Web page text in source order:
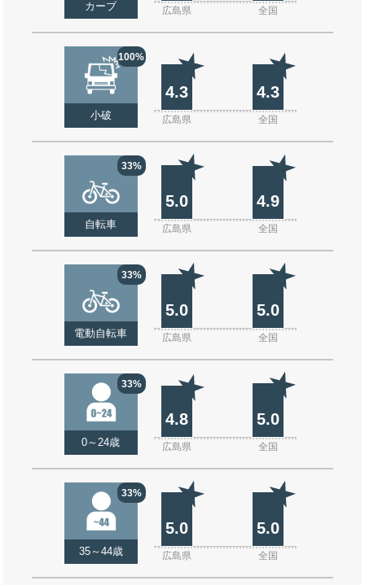
カーブ 広島県 全国
100%
小破
4.3 4.3
広島県 全国
33%
自転車
5.0 4.9
広島県 全国
33%
電動自転車
5.0 5.0
広島県 全国
33%
0～24歳
4.8 5.0
広島県 全国
33%
35～44歳
5.0 5.0
広島県 全国